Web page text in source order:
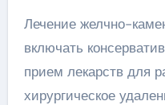
Лечение желчно-
включать
прием лекарств для
хирургическое